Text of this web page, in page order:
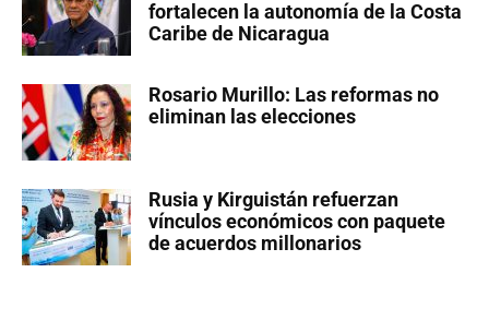
fortalecen la autonomía de la Costa
Caribe de Nicaragua
Rosario Murillo: Las reformas no
eliminan las elecciones
Rusia y Kirguistán refuerzan
vínculos económicos con paquete
de acuerdos millonarios